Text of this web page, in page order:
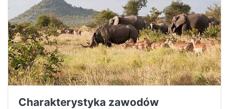
Charakterystyka zawodów